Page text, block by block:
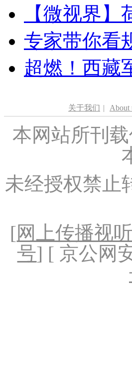
【微视界
专家带你看
超燃！西藏
关于我们 | About
本网站所刊
未经授权禁止
[网上传播视
号] [ 京公网